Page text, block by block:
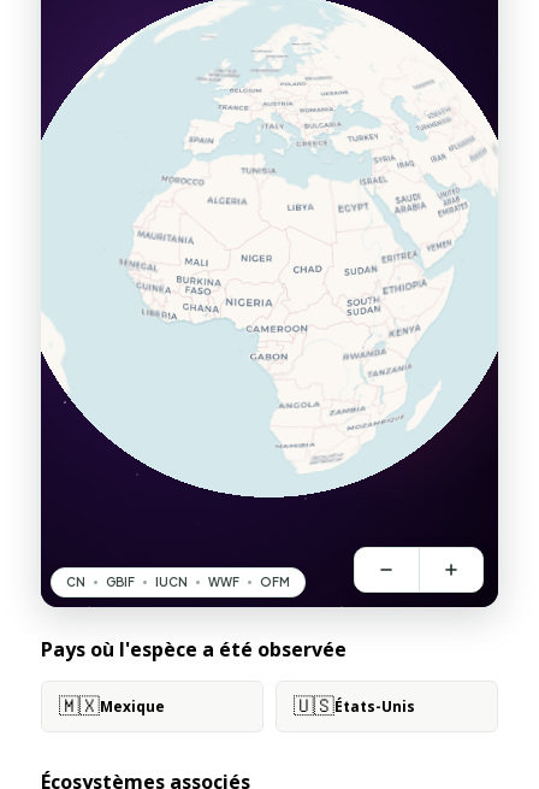
Pays où l'espèce a été observée
🇲🇽Mexique 🇺🇸États-Unis
Écosystèmes associés